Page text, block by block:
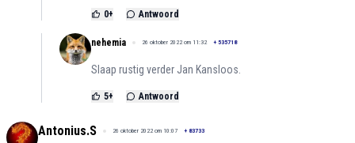
0+ Antwoord
nehemia 26 oktober 2022 om 11:32 + 535718
Slaap rustig verder Jan Kansloos.
5+ Antwoord
Antonius.S 26 oktober 2022 om 10:07 + 83733